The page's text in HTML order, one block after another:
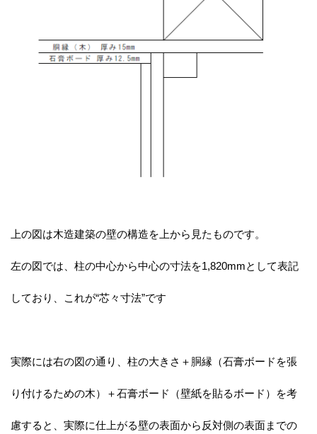
上の図は木造建築の壁の構造を上から見たものです。
左の図では、柱の中心から中心の寸法を1,820mmとして表記
しており、これが“芯々寸法”です
実際には右の図の通り、柱の大きさ＋胴縁（石膏ボードを張
り付けるための木）＋石膏ボード（壁紙を貼るボード）を考
慮すると、実際に仕上がる壁の表面から反対側の表面までの